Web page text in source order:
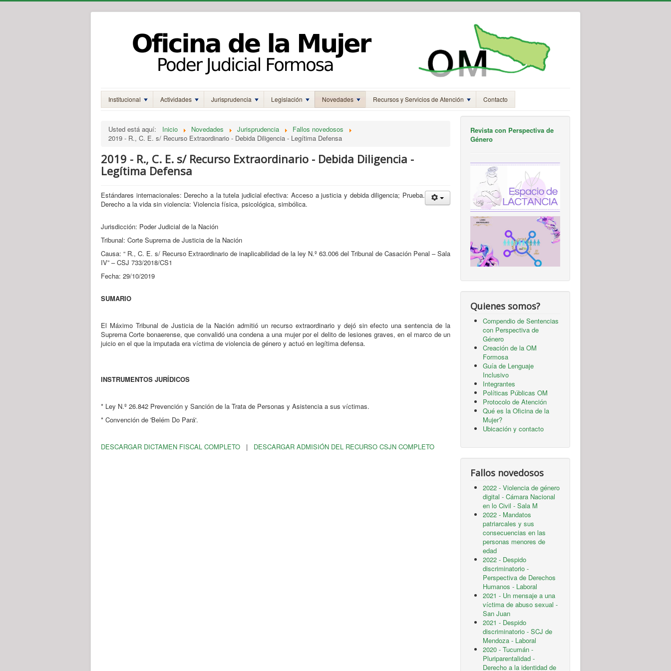
Institucional Actividades Jurisprudencia Legislación Novedades Recursos y Servicios de Atención Contacto
Usted está aquí: Inicio Novedades Jurisprudencia
Fallos novedosos
2019 - R., C. E. s/ Recurso Extraordinario - Debida Diligencia - Legítima Defensa
2019 - R., C. E. s/ Recurso Extraordinario - Debida Diligencia -
Legítima Defensa
Estándares internacionales: Derecho a la tutela judicial efectiva: Acceso a justicia y debida diligencia; Prueba.
Derecho a la vida sin violencia: Violencia física, psicológica, simbólica.
Jurisdicción: Poder Judicial de la Nación
Tribunal: Corte Suprema de Justicia de la Nación
Causa: “ R., C. E. s/ Recurso Extraordinario de inaplicabilidad de la ley N.º 63.006 del Tribunal de Casación Penal – Sala
IV” – CSJ 733/2018/CS1
Fecha: 29/10/2019
SUMARIO
El Máximo Tribunal de Justicia de la Nación admitió un recurso extraordinario y dejó sin efecto una sentencia de la
Suprema Corte bonaerense, que convalidó una condena a una mujer por el delito de lesiones graves, en el marco de un
juicio en el que la imputada era víctima de violencia de género y actuó en legítima defensa.
INSTRUMENTOS JURÍDICOS
* Ley N.º 26.842 Prevención y Sanción de la Trata de Personas y Asistencia a sus víctimas.
* Convención de 'Belém Do Pará'.
DESCARGAR DICTAMEN FISCAL COMPLETO | DESCARGAR ADMISIÓN DEL RECURSO CSJN COMPLETO
Revista con Perspectiva de
Género
Quienes somos?
Compendio de Sentencias
con Perspectiva de
Género
Creación de la OM
Formosa
Guía de Lenguaje
Inclusivo
Integrantes
Políticas Públicas OM
Protocolo de Atención
Qué es la Oficina de la
Mujer?
Ubicación y contacto
Fallos novedosos
2022 - Violencia de género
digital - Cámara Nacional
en lo Civil - Sala M
2022 - Mandatos
patriarcales y sus
consecuencias en las
personas menores de
edad
2022 - Despido
discriminatorio -
Perspectiva de Derechos
Humanos - Laboral
2021 - Un mensaje a una
víctima de abuso sexual -
San Juan
2021 - Despido
discriminatorio - SCJ de
Mendoza - Laboral
2020 - Tucumán -
Pluriparentalidad -
Derecho a la identidad de